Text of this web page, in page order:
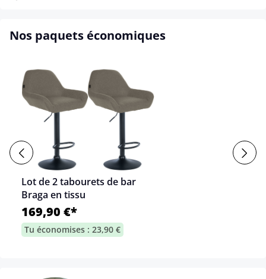
Nos paquets économiques
Lot de 2 tabourets de bar
Braga en tissu
169,90 €*
Tu économises : 23,90 €